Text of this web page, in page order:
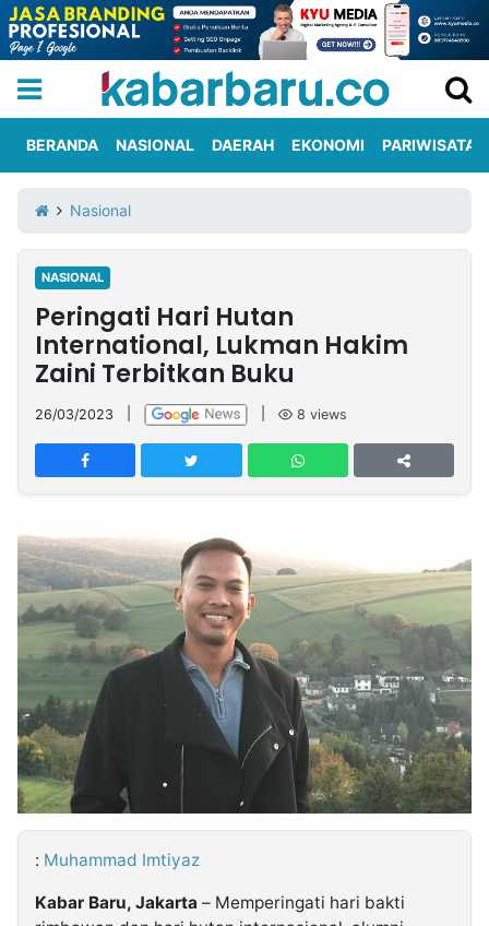
Iklan
Berita
Kami
Nasional
International
Olahraga
Entertainment
Daerah
Pariwisata
Kuliner
Kolom
Network
PT
TREETAN
Partner
Insight
NTB
Suara
Time
IDN
Jogja
Jalan
Rakyat
Idealita
News
Notice
Dinamikapost.com
Radar
Baru
Seedbacklink
Follow
Kabarbaru
BERANDA NASIONAL DAERAH EKONOMI PARIWISATA
Nasional
NASIONAL
Peringati Hari Hutan
International, Lukman Hakim
Zaini Terbitkan Buku
26/03/2023 8 views
: Muhammad Imtiyaz
Kabar Baru, Jakarta – Memperingati hari bakti